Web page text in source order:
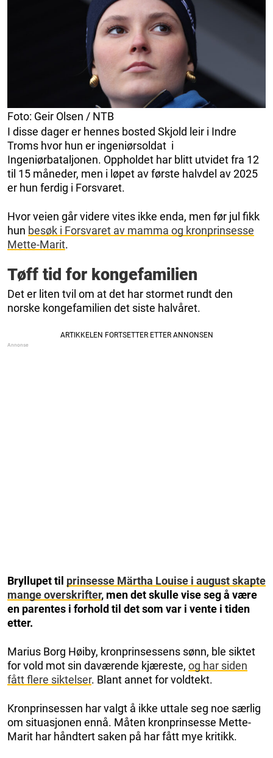
Foto: Geir Olsen / NTB
I disse dager er hennes bosted Skjold leir i Indre
Troms hvor hun er ingeniørsoldat i
Ingeniørbataljonen. Oppholdet har blitt utvidet fra 12
til 15 måneder, men i løpet av første halvdel av 2025
er hun ferdig i Forsvaret.
Hvor veien går videre vites ikke enda, men før jul fikk
hun besøk i Forsvaret av mamma og kronprinsesse
Mette-Marit.
Tøff tid for kongefamilien
Det er liten tvil om at det har stormet rundt den
norske kongefamilien det siste halvåret.
Bryllupet til prinsesse Märtha Louise i august skapte
mange overskrifter, men det skulle vise seg å være
en parentes i forhold til det som var i vente i tiden
etter.
Marius Borg Høiby, kronprinsessens sønn, ble siktet
for vold mot sin daværende kjæreste, og har siden
fått flere siktelser. Blant annet for voldtekt.
Kronprinsessen har valgt å ikke uttale seg noe særlig
om situasjonen ennå. Måten kronprinsesse Mette-
Marit har håndtert saken på har fått mye kritikk.